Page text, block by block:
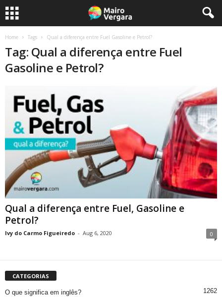
Home Tags Qual a diferença entre Fuel Gasoline e Petrol?
Tag: Qual a diferença entre Fuel
Gasoline e Petrol?
Qual a diferença entre Fuel, Gasoline e
Petrol?
Ivy do Carmo Figueiredo - Aug 6, 2020 0
CATEGORIAS
O que significa em inglês? 1262